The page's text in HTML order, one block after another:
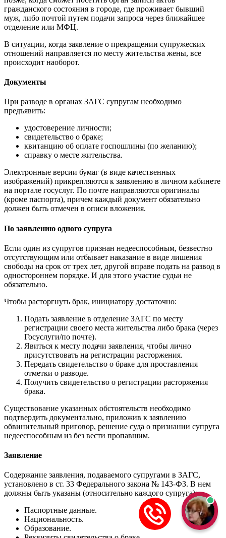
гражданского состояния в городе, где проживает бывший
муж, либо почтой путем подачи запроса через ближайшее
отделение или МФЦ.
В ситуации, когда заявление о прекращении супружеских
отношений направляется по месту жительства жены, все
происходит наоборот.
Документы
При разводе в органах ЗАГС супругам необходимо
предъявить:
удостоверение личности;
свидетельство о браке;
квитанцию об оплате госпошлины (по желанию);
справку о месте жительства.
Электронные версии бумаг (в виде качественных
изображений) прикрепляются к заявлению в личном кабинете
на портале госуслуг. По почте направляются оригиналы
(кроме паспорта), причем каждый документ обязательно
должен быть отмечен в описи вложения.
По заявлению одного супруга
Если один из супругов признан недееспособным, безвестно
отсутствующим или отбывает наказание в виде лишения
свободы на срок от трех лет, другой вправе подать на развод в
одностороннем порядке. И для этого участие судьи не
обязательно.
Чтобы расторгнуть брак, инициатору достаточно:
Подать заявление в отделение ЗАГС по месту
регистрации своего места жительства либо брака (через
Госуслуги/по почте).
Явиться к месту подачи заявления, чтобы лично
присутствовать на регистрации расторжения.
Передать свидетельство о браке для проставления
отметки о разводе.
Получить свидетельство о регистрации расторжения
брака.
Существование указанных обстоятельств необходимо
подтвердить документально, приложив к заявлению
обвинительный приговор, решение суда о признании супруга
недееспособным из без вести пропавшим.
Заявление
Содержание заявления, подаваемого супругами в ЗАГС,
установлено в ст. 33 Федерального закона № 143-ФЗ. В нем
должны быть указаны (относительно каждого супруга):
Паспортные данные.
Национальность.
Образование.